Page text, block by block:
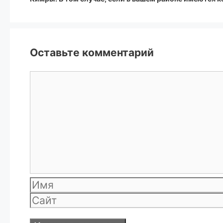
Оставьте комментарий
Имя